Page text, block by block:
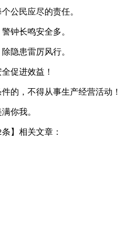
公民应尽的责任。
钟长鸣安全多。
隐患雷厉风行。
促进效益！
的，不得从事生产经营活动！
你我。
】相关文章：